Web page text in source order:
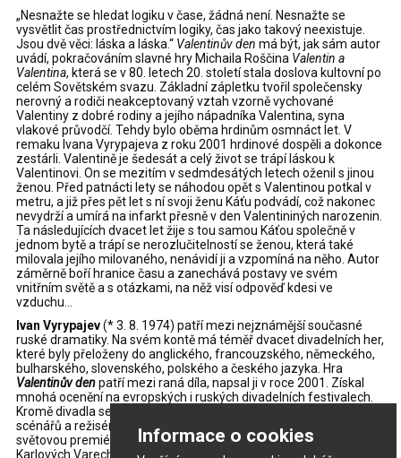
Informace o cookies
„Nesnažte se hledat logiku v čase, žádná není. Nesnažte se
vysvětlit čas prostřednictvím logiky, čas jako takový neexistuje.
Jsou dvě věci: láska a láska.“ Valentinův den má být, jak sám autor
uvádí, pokračováním slavné hry Michaila Roščina Valentin a
Valentina, která se v 80. letech 20. století stala doslova kultovní po
celém Sovětském svazu. Základní zápletku tvořil společensky
nerovný a rodiči neakceptovaný vztah vzorně vychované
Valentiny z dobré rodiny a jejího nápadníka Valentina, syna
vlakové průvodčí. Tehdy bylo oběma hrdinům osmnáct let. V
remaku Ivana Vyrypajeva z roku 2001 hrdinové dospěli a dokonce
zestárli. Valentině je šedesát a celý život se trápí láskou k
Valentinovi. On se mezitím v sedmdesátých letech oženil s jinou
ženou. Před patnácti lety se náhodou opět s Valentinou potkal v
metru, a již přes pět let s ní svoji ženu Káťu podvádí, což nakonec
nevydrží a umírá na infarkt přesně v den Valentininých narozenin.
Ta následujících dvacet let žije s tou samou Káťou společně v
jednom bytě a trápí se nerozlučitelností se ženou, která také
milovala jejího milovaného, nenávidí ji a vzpomíná na něho. Autor
záměrně boří hranice času a zanechává postavy ve svém
vnitřním světě a s otázkami, na něž visí odpověď kdesi ve
vzduchu...
Ivan Vyrypajev(* 3. 8. 1974) patří mezi nejznámější současné
ruské dramatiky. Na svém kontě má téměř dvacet divadelních her,
které byly přeloženy do anglického, francouzského, německého,
bulharského, slovenského, polského a českého jazyka. Hra
Valentinův denpatří mezi raná díla, napsal ji v roce 2001. Získal
mnohá ocenění na evropských i ruských divadelních festivalech.
Kromě divadla se zabývá také filmovou tvorbou, je autorem
scénářů a režisérem několika filmů. Jeho film
Kyslík
světovou premiéru na Mezinárodním filmovém festivalu v
Karlových Varech v roce 2009. V současné době žije napůl v